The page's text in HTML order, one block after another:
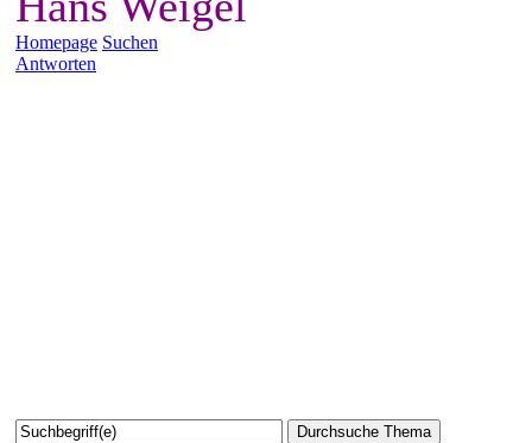
Homepage Suchen
Antworten